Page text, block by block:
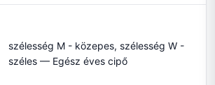
szélesség M - közepes, szélesség W -
széles — Egész éves cipő